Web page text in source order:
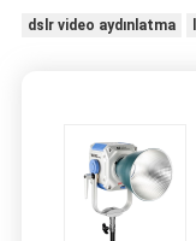
dslr video aydınlatma